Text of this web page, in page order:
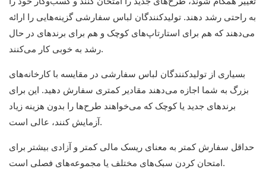
به راحتی رشد دهند. تولیدکنندگان لباس سفارشی گزینه‌هایی را ارائه
می‌دهند که هم برای استارتاپ‌های کوچک و هم برای برندهای در حال
رشد به خوبی کار می‌کنند.
بسیاری از تولیدکنندگان لباس سفارشی در مقایسه با کارخانه‌های
بزرگ به شما اجازه می‌دهند مقادیر کمتری سفارش دهید. این برای
برندهای جدید یا کوچک که می‌خواهند طرح‌ها را بدون هزینه زیاد
آزمایش کنند، عالی است.
حداقل سفارش کمتر به معنای ریسک مالی کمتر و آزادی بیشتر برای
امتحان کردن سبک‌های مختلف یا مجموعه‌های فصلی است.